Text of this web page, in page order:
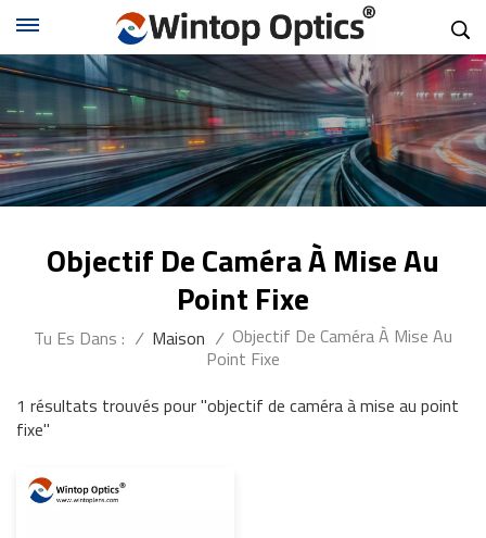
Objectif De Caméra À Mise Au
Point Fixe
Tu Es Dans : / Maison / Objectif De Caméra À Mise Au
Point Fixe
1 résultats trouvés pour "objectif de caméra à mise au point
fixe"